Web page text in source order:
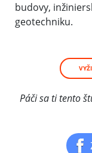
budovy,
geotechniku.
Páči sa ti tento